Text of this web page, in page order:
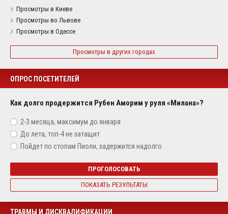
Просмотры в Киеве
Просмотры во Львове
Просмотры в Одессе
Просмотры в других городах
ОПРОС ПОСЕТИТЕЛЕЙ
Как долго продержится Рубен Аморим у руля «Милана»?
2-3 месяца, максимум до января
До лета, топ-4 не затащит
Пойдет по стопам Пиоли, задержится надолго
ПРОГОЛОСОВАТЬ
ПОКАЗАТЬ РЕЗУЛЬТАТЫ
ТРАВМЫ И ДИСКВАЛИФИКАЦИИ